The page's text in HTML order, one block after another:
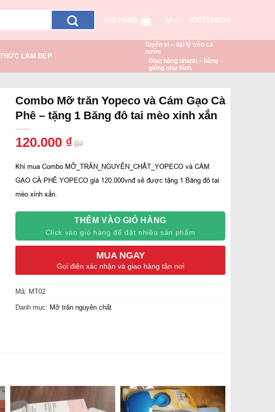
GIỎ HÀNG Mobi: 0707168728
LÀM ĐẸP
Tuyển sỉ – đại lý trên cả
nước
Giao hàng nhanh – hàng
giống như hình
Combo Mỡ trăn Yopeco và Cám Gạo Cà
Phê – tặng 1 Băng đô tai mèo xinh xắn
120.000 ₫ 0₫
Khi mua Combo MỠ_TRĂN_NGUYÊN_CHẤT_YOPECO và CÁM
GẠO CÀ PHÊ YOPECO giá 120.000vnđ sẽ được tặng 1 Băng đô tai
mèo xinh xắn
THÊM VÀO GIỎ HÀNG
Click vào giỏ hàng để đặt nhiều sản phẩm
MUA NGAY
Gọi điện xác nhận và giao hàng tận nơi
Mã: MT02
Danh mục: Mỡ trăn nguyên chất